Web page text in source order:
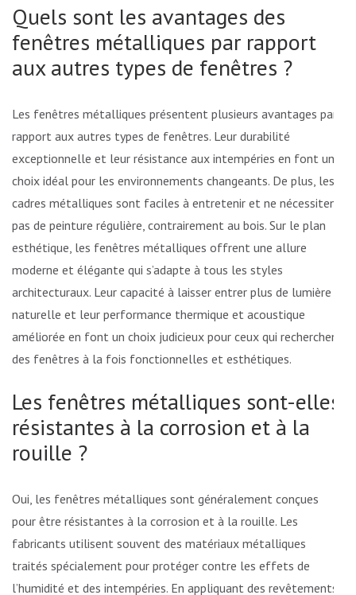
Quels sont les avantages des
fenêtres métalliques par rapport
aux autres types de fenêtres ?
Les fenêtres métalliques présentent plusieurs avantages par
rapport aux autres types de fenêtres. Leur durabilité
exceptionnelle et leur résistance aux intempéries en font un
choix idéal pour les environnements changeants. De plus, les
cadres métalliques sont faciles à entretenir et ne nécessitent
pas de peinture régulière, contrairement au bois. Sur le plan
esthétique, les fenêtres métalliques offrent une allure
moderne et élégante qui s’adapte à tous les styles
architecturaux. Leur capacité à laisser entrer plus de lumière
naturelle et leur performance thermique et acoustique
améliorée en font un choix judicieux pour ceux qui recherchent
des fenêtres à la fois fonctionnelles et esthétiques.
Les fenêtres métalliques sont-elles
résistantes à la corrosion et à la
rouille ?
Oui, les fenêtres métalliques sont généralement conçues
pour être résistantes à la corrosion et à la rouille. Les
fabricants utilisent souvent des matériaux métalliques
traités spécialement pour protéger contre les effets de
l’humidité et des intempéries. En appliquant des revêtements